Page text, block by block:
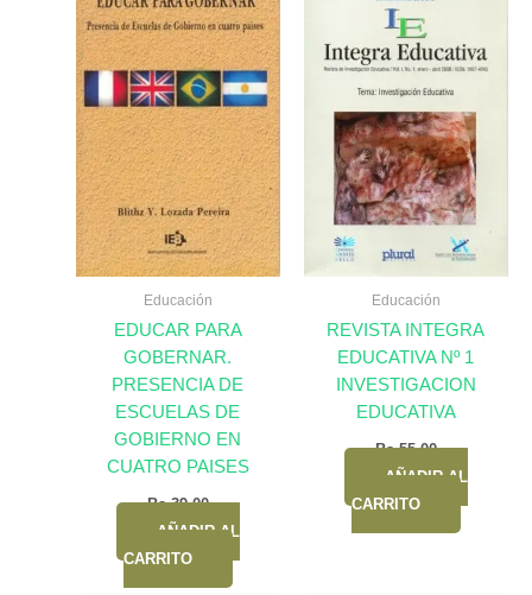
Educación
EDUCAR PARA
GOBERNAR.
PRESENCIA DE
ESCUELAS DE
GOBIERNO EN
CUATRO PAISES
Bs.39,00
AÑADIR AL
CARRITO
Educación
REVISTA INTEGRA
EDUCATIVA Nº 1
INVESTIGACION
EDUCATIVA
Bs.55,00
AÑADIR AL
CARRITO